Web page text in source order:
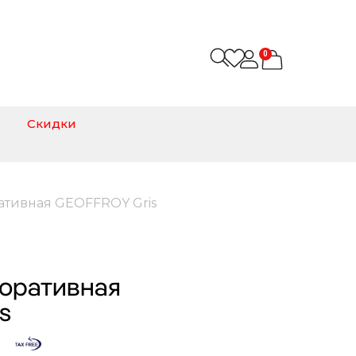
0
Скидки
GEOFFROY Gris